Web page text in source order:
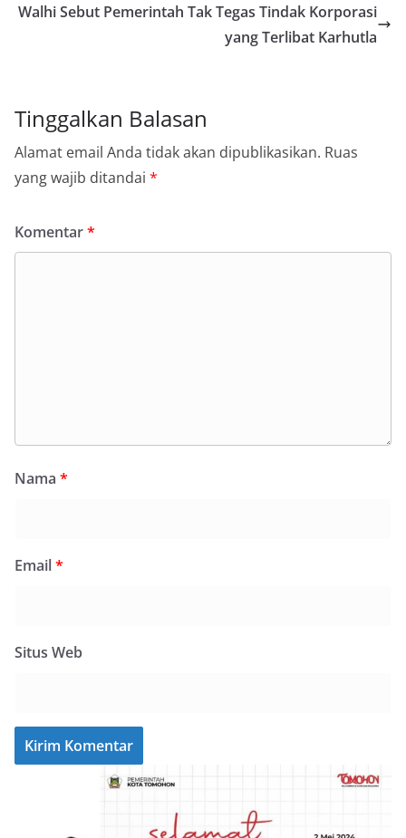
Walhi Sebut Pemerintah Tak Tegas Tindak Korporasi
yang Terlibat Karhutla
Tinggalkan Balasan
Alamat email Anda tidak akan dipublikasikan. Ruas
yang wajib ditandai *
Komentar*
Nama *
Email*
Situs Web